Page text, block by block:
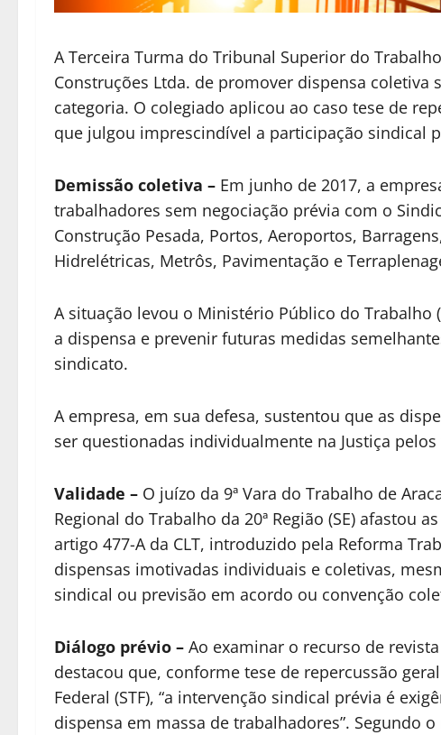
A Terceira Turma do Tribunal Superior do
Construções Ltda. de promover dispensa
categoria. O colegiado aplicou ao caso tese de
que julgou imprescindível a participação sindical
Demissão coletiva – Em junho de 2017, a
trabalhadores sem negociação prévia com o
Construção Pesada, Portos, Aeroportos,
Hidrelétricas, Metrôs, Pavimentação e
A situação levou o Ministério Público do
a dispensa e prevenir futuras medidas
sindicato.
A empresa, em sua defesa, sustentou que as
ser questionadas individualmente na Justiça
Validade – O juízo da 9ª Vara do Trabalho de
Regional do Trabalho da 20ª Região (SE) afastou
artigo 477-A da CLT, introduzido pela Reforma
dispensas imotivadas individuais e coletivas,
sindical ou previsão em acordo ou convenção
Diálogo prévio – Ao examinar o recurso de
destacou que, conforme tese de repercussão
Federal (STF), “a intervenção sindical prévia é
dispensa em massa de trabalhadores”. Segundo